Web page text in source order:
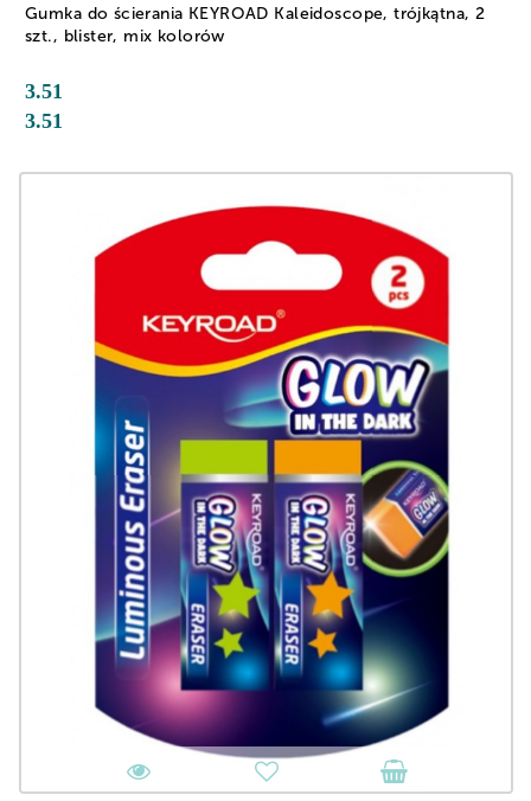
Gumka do ścierania KEYROAD Kaleidoscope, trójkątna, 2
szt., blister, mix kolorów
3.51
3.51